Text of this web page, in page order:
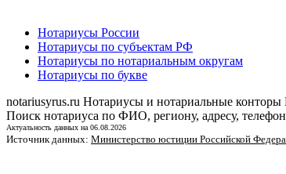
Нотариусы России
Нотариусы по субъектам РФ
Нотариусы по нотариальным округам
Нотариусы по букве
notariusyrus.ru Нотариусы и нотариальные конторы
Поиск нотариуса по ФИО, региону, адресу,
Актуальность данных на 06.08.2026
Источник данных: Министерство юстиции Российской